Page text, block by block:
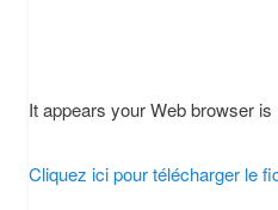
It appears your Web browser
Cliquez ici pour télécharger le